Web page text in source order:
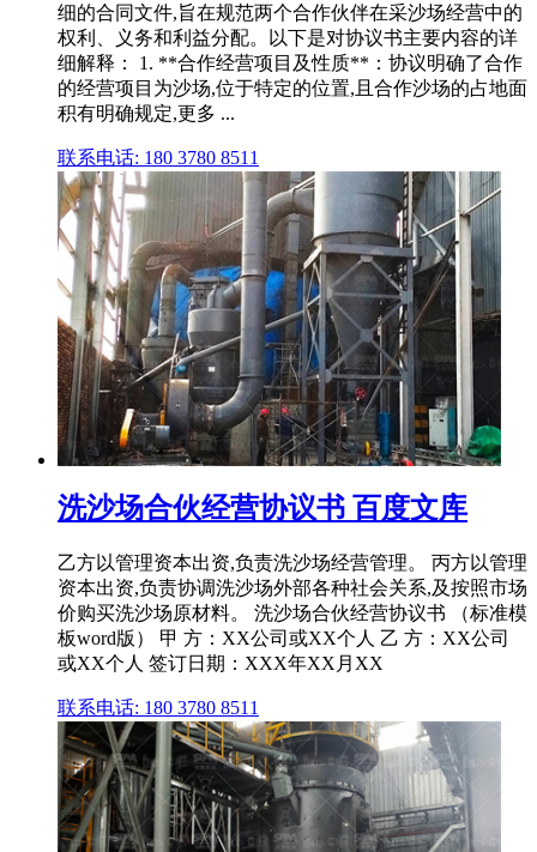
细的合同文件,旨在规范两个合作伙伴在采沙场经营中的
权利、义务和利益分配。以下是对协议书主要内容的详
细解释： 1. **合作经营项目及性质**：协议明确了合作
的经营项目为沙场,位于特定的位置,且合作沙场的占地面
积有明确规定,更多 ...
联系电话: 180 3780 8511
洗沙场合伙经营协议书 百度文库
乙方以管理资本出资,负责洗沙场经营管理。 丙方以管理
资本出资,负责协调洗沙场外部各种社会关系,及按照市场
价购买洗沙场原材料。 洗沙场合伙经营协议书 （标准模
板word版） 甲 方：XX公司或XX个人 乙 方：XX公司
或XX个人 签订日期：XXX年XX月XX
联系电话: 180 3780 8511